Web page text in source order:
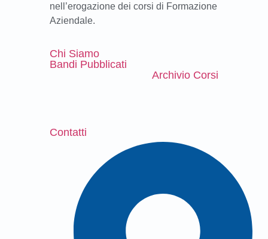
nell’erogazione dei corsi di Formazione
Aziendale.
Chi Siamo
Bandi Pubblicati
Archivio Corsi
Contatti